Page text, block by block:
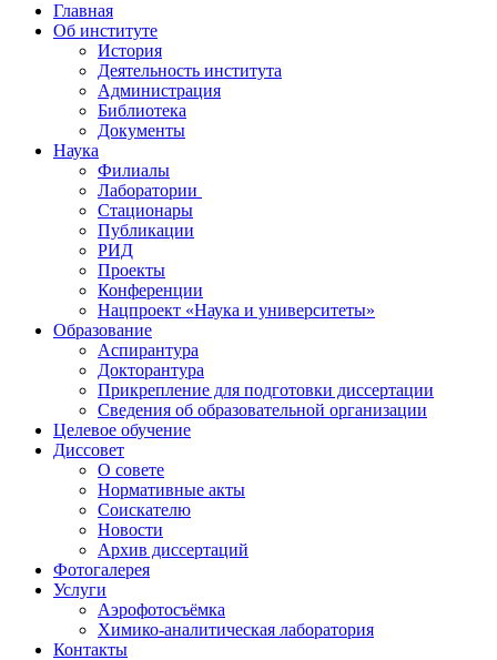
Главная
Об институте
История
Деятельность института
Администрация
Библиотека
Документы
Наука
Филиалы
Лаборатории
Стационары
Публикации
РИД
Проекты
Конференции
Нацпроект «Наука и университеты»
Образование
Аспирантура
Докторантура
Прикрепление для подготовки диссертации
Сведения об образовательной организации
Целевое обучение
Диссовет
О совете
Нормативные акты
Соискателю
Новости
Архив диссертаций
Фотогалерея
Услуги
Аэрофотосъёмка
Химико-аналитическая лаборатория
Контакты